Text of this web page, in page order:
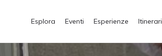
Esplora Eventi Esperienze Itinerari